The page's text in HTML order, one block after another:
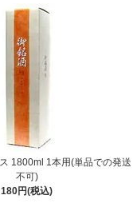
1800ml 1本用(単品での発送
不可)
180円(税込)